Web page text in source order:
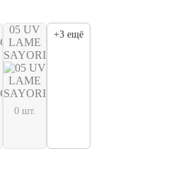
05 UV
LAME
SAYORI
0 шт.
+3 ещё